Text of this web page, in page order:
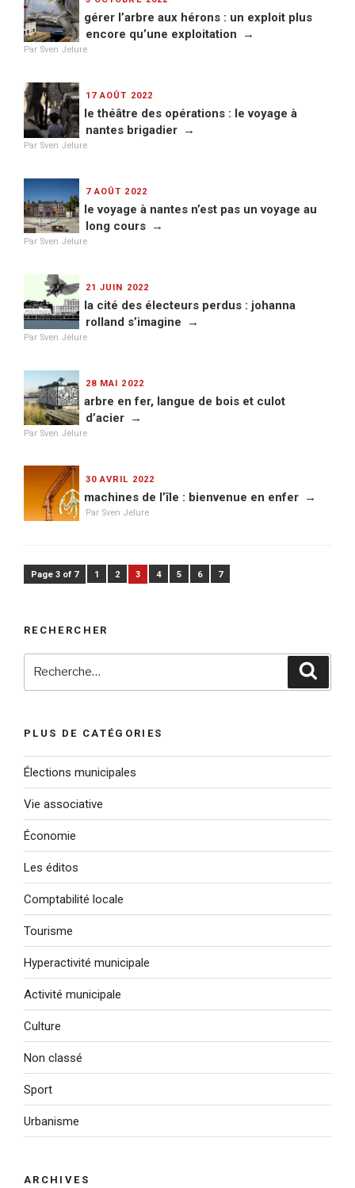
gérer l’arbre aux hérons : un exploit plus
encore qu’une exploitation
Par Sven Jelure
PUBLIÉ
17 AOÛT 2022
le théâtre des opérations : le voyage à
nantes brigadier
Par Sven Jelure
PUBLIÉ
7 AOÛT 2022
le voyage à nantes n’est pas un voyage au
long cours
Par Sven Jelure
21 JUIN 2022
la cité des électeurs perdus : johanna
rolland s’imagine
Par Sven Jelure
28 MAI 2022
arbre en fer, langue de bois et culot
d’acier
Par Sven Jelure
30 AVRIL 2022
machines de l’île : bienvenue en enfer
Par Sven Jelure
Page 3 of 7 1 2 3 4 5 6 7
RECHERCHER
PLUS DE CATÉGORIES
Élections municipales
Vie associative
Économie
Les éditos
Comptabilité locale
Tourisme
Hyperactivité municipale
Activité municipale
Culture
Non classé
Sport
Urbanisme
ARCHIVES